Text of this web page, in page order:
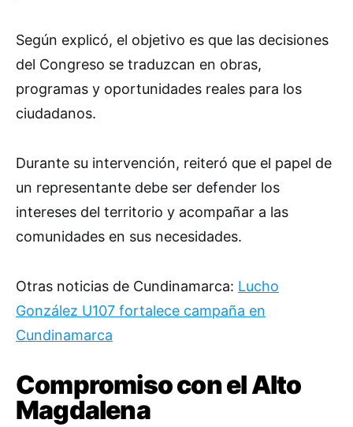
Según explicó, el objetivo es que las decisiones
del Congreso se traduzcan en obras,
programas y oportunidades reales para los
ciudadanos.
Durante su intervención, reiteró que el papel de
un representante debe ser defender los
intereses del territorio y acompañar a las
comunidades en sus necesidades.
Otras noticias de Cundinamarca: Lucho
González U107 fortalece campaña en
Cundinamarca
Compromiso con el Alto
Magdalena